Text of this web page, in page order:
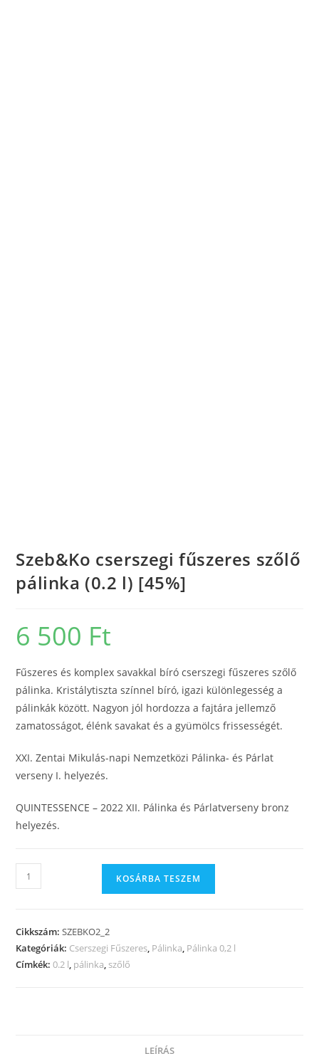
Szeb&Ko cserszegi fűszeres szőlő
pálinka (0.2 l) [45%]
6 500 Ft
Fűszeres és komplex savakkal bíró cserszegi fűszeres szőlő
pálinka. Kristálytiszta színnel bíró, igazi különlegesség a
pálinkák között. Nagyon jól hordozza a fajtára jellemző
zamatosságot, élénk savakat és a gyümölcs frissességét.
XXI. Zentai Mikulás-napi Nemzetközi Pálinka- és Párlat
verseny I. helyezés.
QUINTESSENCE – 2022 XII. Pálinka és Párlatverseny bronz
helyezés.
KOSÁRBA TESZEM
Cikkszám:SZEBKO2_2
Kategóriák: Cserszegi Fűszeres, Pálinka, Pálinka 0,2 l
Címkék:0.2 l, pálinka, szőlő
LEÍRÁS